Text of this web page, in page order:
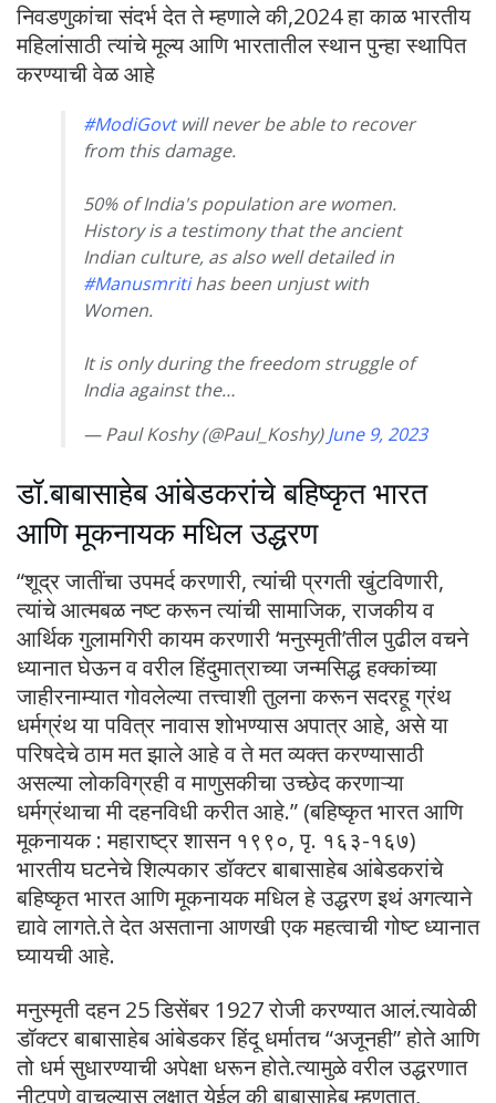
निवडणुकांचा संदर्भ देत ते म्हणाले की,2024 हा काळ भारतीय
महिलांसाठी त्यांचे मूल्य आणि भारतातील स्थान पुन्हा स्थापित
करण्याची वेळ आहे
#ModiGovtwill never be able to recover
from this damage.
50% of India's population are women.
History is a testimony that the ancient
Indian culture, as also well detailed in
#Manusmritihas been unjust with
Women.
It is only during the freedom struggle of
India against the…
— Paul Koshy (@Paul_Koshy)June 9, 2023
डॉ.बाबासाहेब आंबेडकरांचे बहिष्कृत भारत
आणि मूकनायक मधिल उद्धरण
“शूद्र जातींचा उपमर्द करणारी, त्यांची प्रगती खुंटविणारी,
त्यांचे आत्मबळ नष्ट करून त्यांची सामाजिक, राजकीय व
आर्थिक गुलामगिरी कायम करणारी ‘मनुस्मृती’तील पुढील वचने
ध्यानात घेऊन व वरील हिंदुमात्राच्या जन्मसिद्ध हक्कांच्या
जाहीरनाम्यात गोवलेल्या तत्त्वाशी तुलना करून सदरहू ग्रंथ
धर्मग्रंथ या पवित्र नावास शोभण्यास अपात्र आहे, असे या
परिषदेचे ठाम मत झाले आहे व ते मत व्यक्त करण्यासाठी
असल्या लोकविग्रही व माणुसकीचा उच्छेद करणाऱ्या
धर्मग्रंथाचा मी दहनविधी करीत आहे.” (बहिष्कृत भारत आणि
मूकनायक : महाराष्ट्र शासन १९९०, पृ. १६३-१६७)
भारतीय घटनेचे शिल्पकार डॉक्टर बाबासाहेब आंबेडकरांचे
बहिष्कृत भारत आणि मूकनायक मधिल हे उद्धरण इथं अगत्याने
द्यावे लागते.ते देत असताना आणखी एक महत्वाची गोष्ट ध्यानात
घ्यायची आहे.
मनुस्मृती दहन 25 डिसेंबर 1927 रोजी करण्यात आलं.त्यावेळी
डॉक्टर बाबासाहेब आंबेडकर हिंदू धर्मातच “अजूनही” होते आणि
तो धर्म सुधारण्याची अपेक्षा धरून होते.त्यामुळे वरील उद्धरणात
नीटपणे वाचल्यास लक्षात येईल की बाबासाहेब म्हणतात,